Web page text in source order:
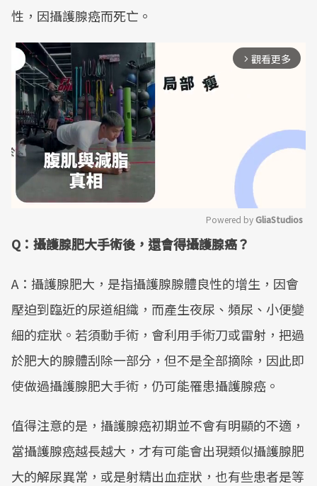
性，因攝護腺癌而死亡。
arrow_forward_ios 觀看更多
Powered by GliaStudios
Q：攝護腺肥大手術後，還會得攝護腺癌？
A：攝護腺肥大，是指攝護腺腺體良性的增生，因會
壓迫到臨近的尿道組織，而產生夜尿、頻尿、小便變
細的症狀。若須動手術，會利用手術刀或雷射，把過
於肥大的腺體刮除一部分，但不是全部摘除，因此即
使做過攝護腺肥大手術，仍可能罹患攝護腺癌。
值得注意的是，攝護腺癌初期並不會有明顯的不適，
當攝護腺癌越長越大，才有可能會出現類似攝護腺肥
大的解尿異常，或是射精出血症狀，也有些患者是等